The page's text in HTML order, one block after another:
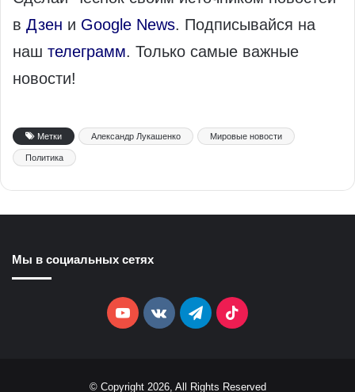
в Дзен и Google News. Подписывайся на
наш телеграмм. Только самые важные
новости!
Метки Александр Лукашенко Мировые новости
Политика
Мы в социальных сетях
YouTubevk.comTelegramTikTok
© Copyright 2026, All Rights Reserved